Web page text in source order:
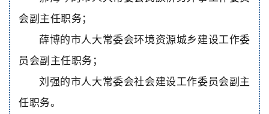
会副主任职务；
薛博的市人大常委会环境资源城乡建设工作委
员会副主任职务；
刘强的市人大常委会社会建设工作委员会副主
任职务。